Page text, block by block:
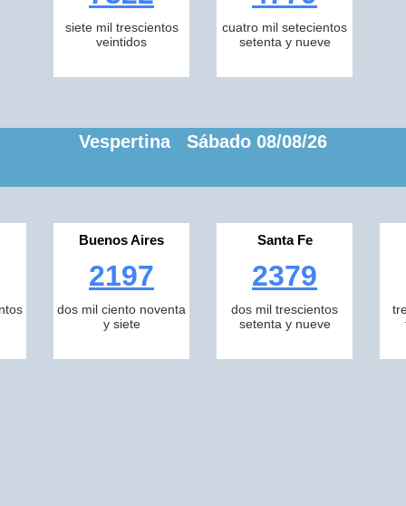
siete mil trescientos
veintidos
cuatro mil setecientos
setenta y nueve
Vespertina Sábado 08/08/26
Buenos Aires
2197
dos mil ciento noventa
y siete
Santa Fe
2379
dos mil trescientos
setenta y nueve